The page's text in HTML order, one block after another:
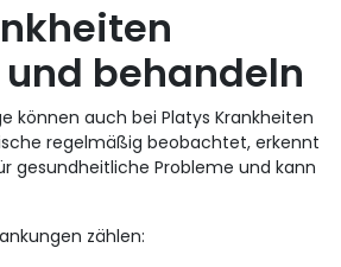
behandeln
können auch bei Platys Krankheiten
regelmäßig beobachtet, erkennt
gesundheitliche Probleme und kann
zählen: